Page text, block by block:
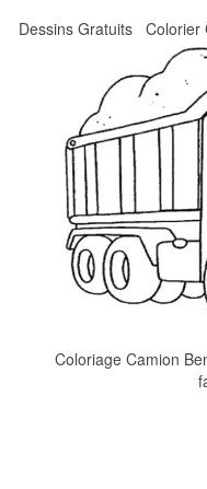
Dessins Gratuits
Coloriage Camion